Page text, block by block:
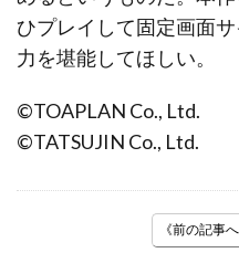
ひプレイして固定画面
力を堪能してほしい。
©TOAPLAN Co., Ltd.
©TATSUJIN Co., Ltd.
《前の記事へ